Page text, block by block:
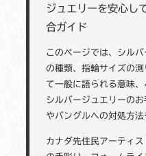
ジュエリーを安心し
合ガイド
このページでは、シル
の種類、指輪サイズの
て一般に語られる意味、
シルバージュエリーの
やバングルへの対処方法
カナダ先住民アーティ